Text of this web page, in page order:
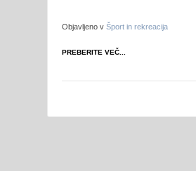
Objavljeno v Šport in rekreacija
PREBERITE VEČ...